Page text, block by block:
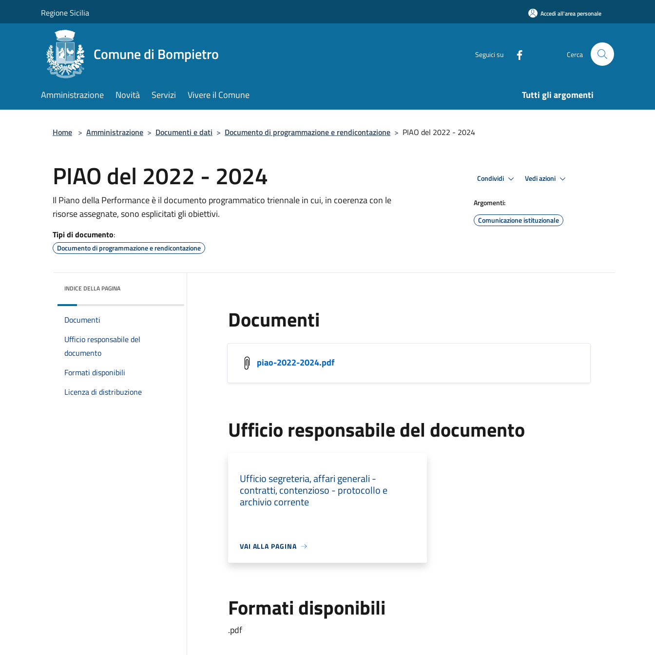
Regione Sicilia Accedi all'area personale
Comune di Bompietro Seguici su Cerca
Amministrazione Novità Servizi Vivere il Comune Tutti gli argomenti
Home > Amministrazione > Documenti e dati > Documento di programmazione e rendicontazione > PIAO del 2022 - 2024
PIAO del 2022 - 2024
Il Piano della Performance è il documento programmatico triennale in cui, in coerenza con le
risorse assegnate, sono esplicitati gli obiettivi.
Tipi di documento:
Documento di programmazione e rendicontazione
Condividi Vedi azioni
Argomenti:
Comunicazione istituzionale
INDICE DELLA PAGINA
Documenti
Ufficio responsabile del
documento
Formati disponibili
Licenza di distribuzione
Documenti
piao-2022-2024.pdf
Ufficio responsabile del documento
Ufficio segreteria, affari generali -
contratti, contenzioso - protocollo e
archivio corrente
VAI ALLA PAGINA
Formati disponibili
.pdf